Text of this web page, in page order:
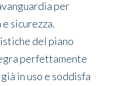
per
sicurezza.
del piano
perfettamente
in uso e soddisfa